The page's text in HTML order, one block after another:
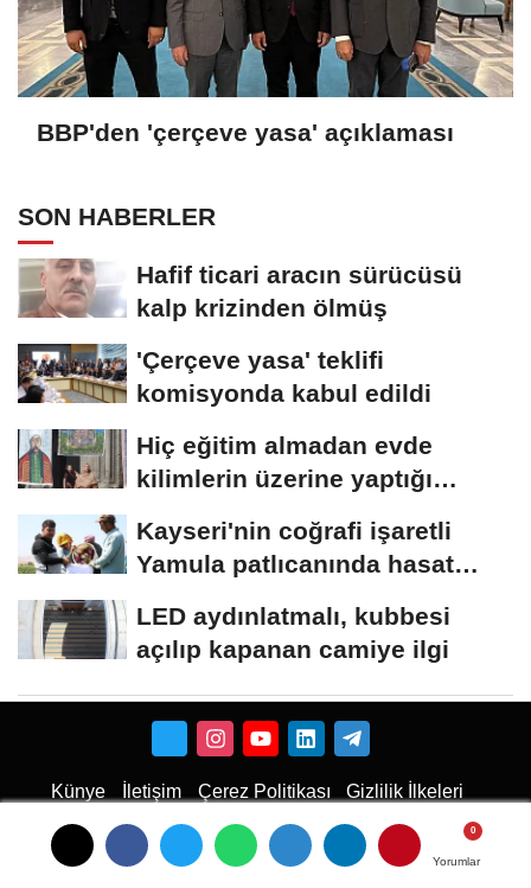
Yorumlar
Yorumlar
Yorumlar
BBP'den 'çerçeve yasa' açıklaması
SON HABERLER
Hafif ticari aracın sürücüsü
kalp krizinden ölmüş
'Çerçeve yasa' teklifi
komisyonda kabul edildi
Hiç eğitim almadan evde
kilimlerin üzerine yaptığı
Kayseri'nin coğrafi işaretli
Yamula patlıcanında hasat
LED aydınlatmalı, kubbesi
açılıp kapanan camiye ilgi
Künye İletişim Çerez Politikası Gizlilik İlkeleri
Karaman Haber Haber Karaman Haber Karaman Web Tasarım Hukuki Haber
Karaman
Emlak
Karaman Çiçekci